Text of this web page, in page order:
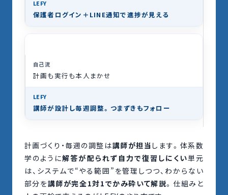
保護者ログイン＋LINE通知で進捗が見える
計画も実行も本人まかせ
講師が設計し毎週調整。つまずきもフォロー
計画づくり・毎週の調整は講師が担当 します。体系数
学のように解答が配られず自力で復習しにくい単元
は、システムで“やる範囲”を管理しつつ、わからない
部分を講師が完全1対1でかみ砕いて解説。仕組みと